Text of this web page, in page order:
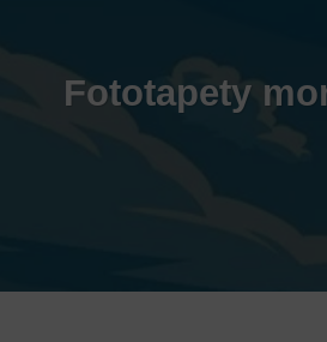
Fototapety